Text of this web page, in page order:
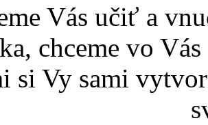
Vás učiť a
chceme vo
si Vy sami